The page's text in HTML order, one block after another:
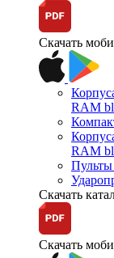
Скачать
RAM
RAM
Скачать
Скачать